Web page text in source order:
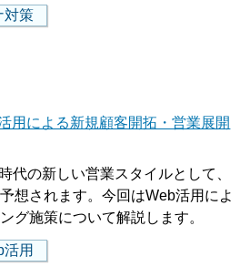
対策
用による新規顧客開拓・営業展開
代の新しい営業スタイルとして、
想されます。今回はWeb活用によ
グ施策について解説します。
活用